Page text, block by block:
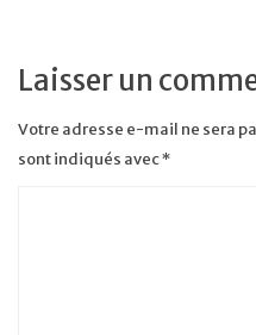
Laisser un
Votre adresse e-mail ne sera
sont indiqués avec*